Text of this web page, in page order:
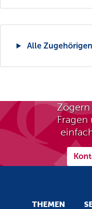
Alle
Zögern
Fragen
THEMEN